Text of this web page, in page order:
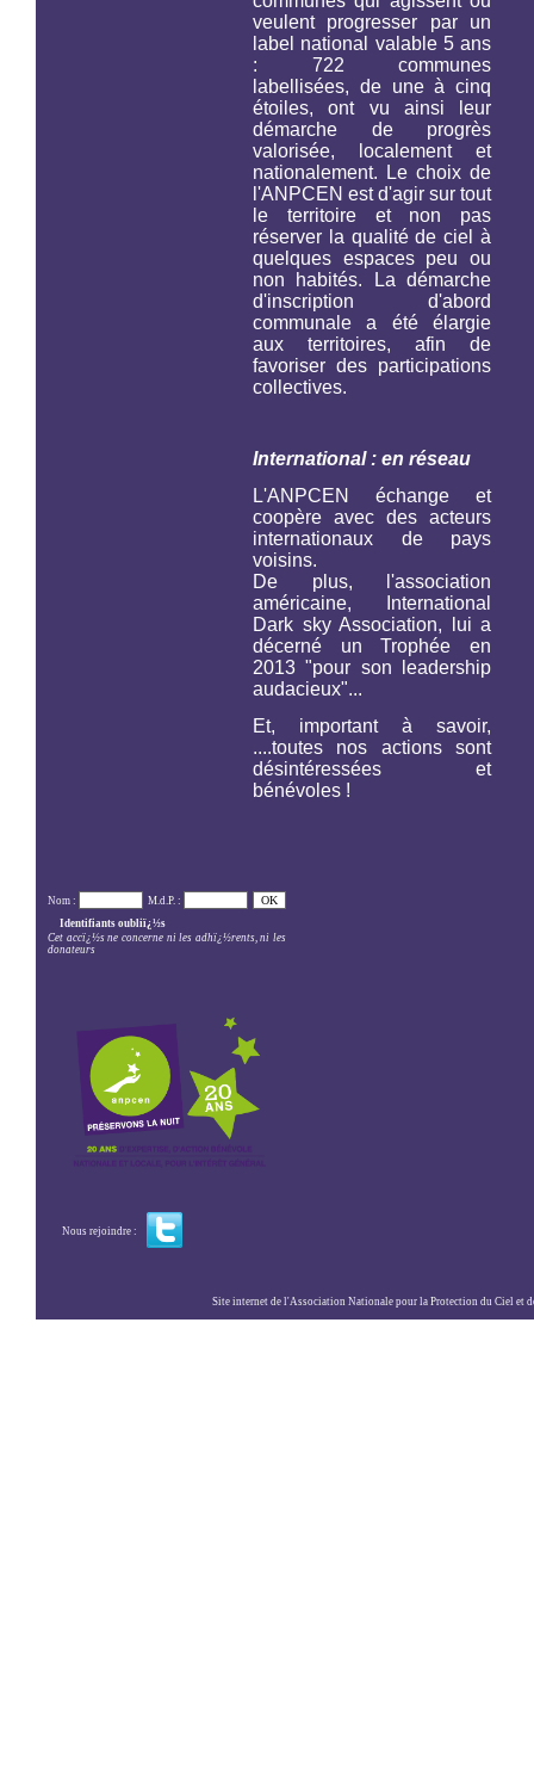
veulent progresser par un
label national valable 5 ans
: 722 communes
labellisées, de une à cinq
étoiles, ont vu ainsi leur
démarche de progrès
valorisée, localement et
nationalement. Le choix de
l'ANPCEN est d'agir sur tout
le territoire et non pas
réserver la qualité de ciel à
quelques espaces peu ou
non habités. La démarche
d'inscription d'abord
communale a été élargie
aux territoires, afin de
favoriser des participations
collectives.
International : en réseau
L'ANPCEN échange et
coopère avec des acteurs
internationaux de pays
voisins.
De plus, l'association
américaine,
International
Dark sky Association,
lui a
décerné un Trophée en
2013 "pour son leadership
audacieux"...
Et, important à savoir,
....toutes nos actions sont
désintéressées et
bénévoles !
Nom :
M.d.P. :
Identifiants oubliï¿½s
Cet accï¿½s ne concerne ni les adhï¿½rents, ni les
donateurs
Nous rejoindre :
Site internet de l'Association Nationale pour la Protection du Ciel et de